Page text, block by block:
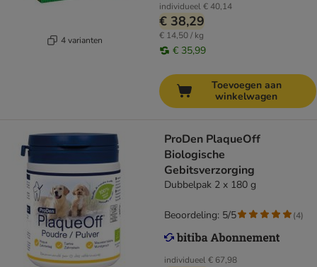
4 varianten
individueel€ 40,14
€ 38,29
€ 14,50 / kg
€ 35,99
Toevoegen aan
winkelwagen
ProDen PlaqueOff
Biologische
Gebitsverzorging
Dubbelpak 2 x 180 g
individueel€ 67,98
Beoordeling: 5/5 (4)